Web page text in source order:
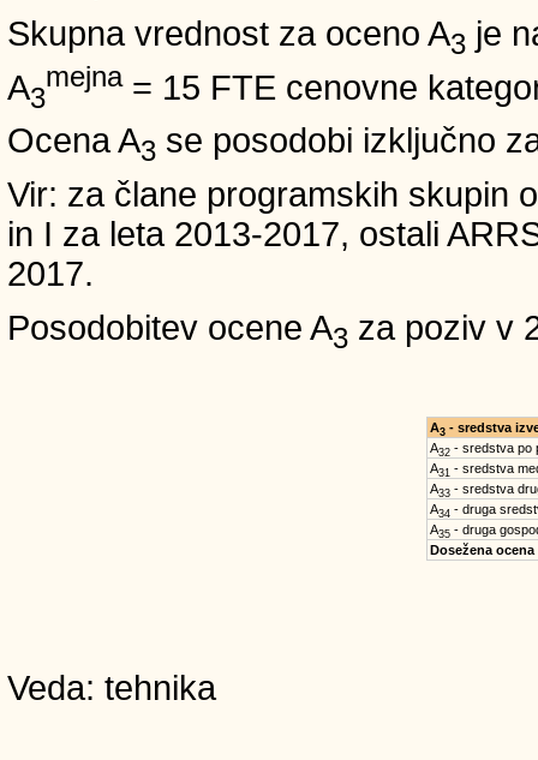
Skupna vrednost za oceno A3 je
A3
mejna= 15 FTE cenovne
Ocena A3 se posodobi izključno
Vir: za člane programskih skupin
in I za leta 2013-2017, ostali
2017.
Posodobitev ocene A3 za poziv v
A3- sredstva
A32- sredstva po
A31 - sredstva
A33- sredstva
A34 - druga
A35- druga
Dosežena ocena
Veda: tehnika